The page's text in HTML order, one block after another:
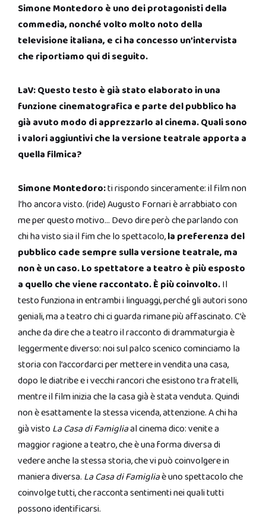
Simone Montedoro è uno dei protagonisti della
commedia, nonché volto molto noto della
televisione italiana, e ci ha concesso un’intervista
che riportiamo qui di seguito.
LaV: Questo testo è già stato elaborato in una
funzione cinematografica e parte del pubblico ha
già avuto modo di apprezzarlo al cinema. Quali sono
i valori aggiuntivi che la versione teatrale apporta a
quella filmica?
Simone Montedoro:ti rispondo sinceramente: il film non
l’ho ancora visto. (ride) Augusto Fornari è arrabbiato con
me per questo motivo… Devo dire però che parlando con
chi ha visto sia il fim che lo spettacolo,la preferenza del
pubblico cade sempre sulla versione teatrale, ma
non è un caso. Lo spettatore a teatro è più esposto
a quello che viene raccontato. È più coinvolto.Il
testo funziona in entrambi i linguaggi, perché gli autori sono
geniali, ma a teatro chi ci guarda rimane più affascinato. C’è
anche da dire che a teatro il racconto di drammaturgia è
leggermente diverso: noi sul palco scenico cominciamo la
storia con l’accordarci per mettere in vendita una casa,
dopo le diatribe e i vecchi rancori che esistono tra fratelli,
mentre il film inizia che la casa già è stata venduta. Quindi
non è esattamente la stessa vicenda, attenzione. A chi ha
già visto La Casa di Famigliaal cinema dico: venite a
maggior ragione a teatro, che è una forma diversa di
vedere anche la stessa storia, che vi può coinvolgere in
maniera diversa. La Casa di Famigliaè uno spettacolo che
coinvolge tutti, che racconta sentimenti nei quali tutti
possono identificarsi.